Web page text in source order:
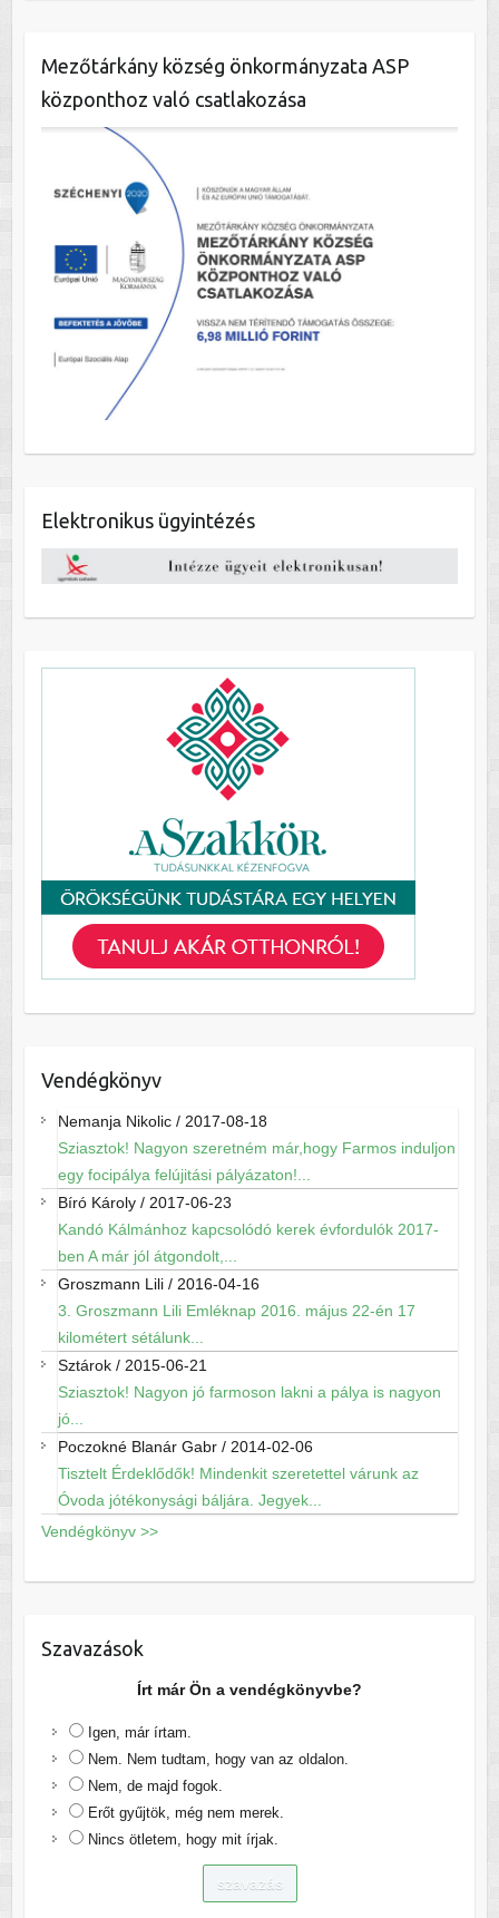
Mezőtárkány község önkormányzata ASP
központhoz való csatlakozása
Elektronikus ügyintézés
Vendégkönyv
Nemanja Nikolic/ 2017-08-18
Sziasztok! Nagyon szeretném már,hogy Farmos induljon
egy focipálya felújitási pályázaton!...
Bíró Károly/ 2017-06-23
Kandó Kálmánhoz kapcsolódó kerek évfordulók 2017-
ben A már jól átgondolt,...
Groszmann Lili/ 2016-04-16
3. Groszmann Lili Emléknap 2016. május 22-én 17
kilométert sétálunk...
Sztárok/ 2015-06-21
Sziasztok! Nagyon jó farmoson lakni a pálya is nagyon
jó...
Poczokné Blanár Gabr/ 2014-02-06
Tisztelt Érdeklődők! Mindenkit szeretettel várunk az
Óvoda jótékonysági báljára. Jegyek...
Vendégkönyv >>
Szavazások
Írt már Ön a vendégkönyvbe?
Igen, már írtam.
Nem. Nem tudtam, hogy van az oldalon.
Nem, de majd fogok.
Erőt gyűjtök, még nem merek.
Nincs ötletem, hogy mit írjak.